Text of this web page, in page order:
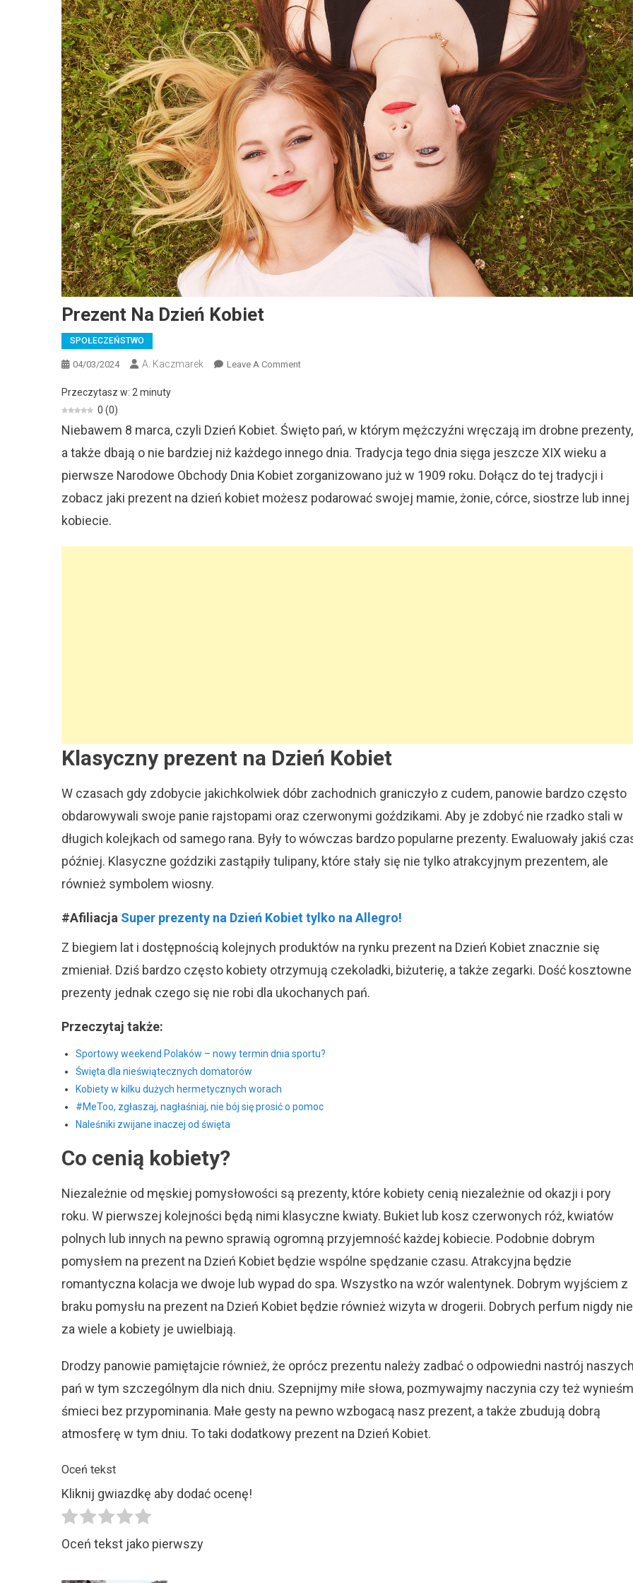
Prezent Na Dzień Kobiet
SPOŁECZEŃSTWO
04/03/2024 A. Kaczmarek Leave A CommentOn
Kobiet
Przeczytasz w: 2 minuty
0 (0)
Niebawem 8 marca, czyli Dzień Kobiet. Święto pań, w którym mężczyźni wręczają im drobne prezenty,
a także dbają o nie bardziej niż każdego innego dnia. Tradycja tego dnia sięga jeszcze XIX wieku a
pierwsze Narodowe Obchody Dnia Kobiet zorganizowano już w 1909 roku. Dołącz do tej tradycji i
zobacz jaki prezent na dzień kobiet możesz podarować swojej mamie, żonie, córce, siostrze lub innej
kobiecie.
Klasyczny prezent na Dzień Kobiet
W czasach gdy zdobycie jakichkolwiek dóbr zachodnich graniczyło z cudem, panowie bardzo często
obdarowywali swoje panie rajstopami oraz czerwonymi goździkami. Aby je zdobyć nie rzadko stali w
długich kolejkach od samego rana. Były to wówczas bardzo popularne prezenty. Ewaluowały jakiś
później. Klasyczne goździki zastąpiły tulipany, które stały się nie tylko atrakcyjnym prezentem, ale
również symbolem wiosny.
#Afiliacja Super prezenty na Dzień Kobiet tylko na Allegro!
Z biegiem lat i dostępnością kolejnych produktów na rynku prezent na Dzień Kobiet znacznie się
zmieniał. Dziś bardzo często kobiety otrzymują czekoladki, biżuterię, a także zegarki. Dość kosztowne
prezenty jednak czego się nie robi dla ukochanych pań.
Przeczytaj także:
Sportowy weekend Polaków – nowy termin dnia sportu?
Święta dla nieświątecznych domatorów
Kobiety w kilku dużych hermetycznych worach
#MeToo, zgłaszaj, nagłaśniaj, nie bój się prosić o pomoc
Naleśniki zwijane inaczej od święta
Co cenią kobiety?
Niezależnie od męskiej pomysłowości są prezenty, które kobiety cenią niezależnie od okazji i pory
roku. W pierwszej kolejności będą nimi klasyczne kwiaty. Bukiet lub kosz czerwonych róż, kwiatów
polnych lub innych na pewno sprawią ogromną przyjemność każdej kobiecie. Podobnie dobrym
pomysłem na prezent na Dzień Kobiet będzie wspólne spędzanie czasu. Atrakcyjna będzie
romantyczna kolacja we dwoje lub wypad do spa. Wszystko na wzór walentynek. Dobrym wyjściem z
braku pomysłu na prezent na Dzień Kobiet będzie również wizyta w drogerii. Dobrych perfum nigdy nie
za wiele a kobiety je uwielbiają.
Drodzy panowie pamiętajcie również, że oprócz prezentu należy zadbać o odpowiedni nastrój
pań w tym szczególnym dla nich dniu. Szepnijmy miłe słowa, pozmywajmy naczynia czy też
śmieci bez przypominania. Małe gesty na pewno wzbogacą nasz prezent, a także zbudują dobrą
atmosferę w tym dniu. To taki dodatkowy prezent na Dzień Kobiet.
Oceń tekst
Kliknij gwiazdkę aby dodać ocenę!
Oceń tekst jako pierwszy